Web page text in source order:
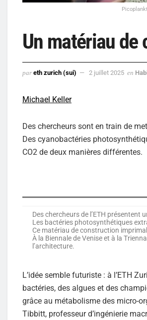
Un matériau
par eth zurich (sui) 2 juillet 2025 en
Michael Keller
Des chercheurs sont en train de
Des cyanobactéries
CO2 de deux manières différentes.
Des chercheurs de l’ETH
Les bactéries photosynthétiques
Ce matériau de construction
À la Biennale de Venise et à la
l’architecture.
L’idée semble futuriste : à l’ETH
bactéries, des algues et des
grâce au métabolisme des micro-
Tibbitt, professeur d’ingénierie